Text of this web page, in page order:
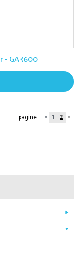
- GAR600
« 1 2 »
pagine